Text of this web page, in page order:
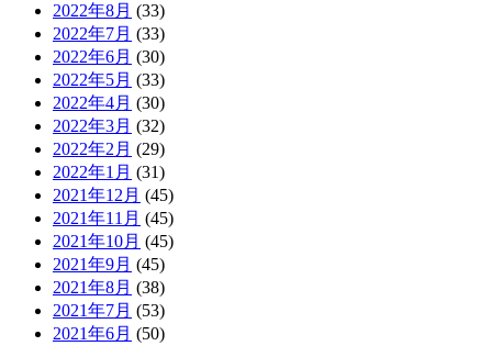
2022年8月 (33)
2022年7月 (33)
2022年6月 (30)
2022年5月 (33)
2022年4月 (30)
2022年3月 (32)
2022年2月 (29)
2022年1月 (31)
2021年12月 (45)
2021年11月 (45)
2021年10月 (45)
2021年9月 (45)
2021年8月 (38)
2021年7月 (53)
2021年6月 (50)